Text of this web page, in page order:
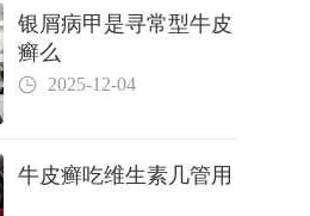
银屑病甲是寻常型牛皮
癣么
2025-12-04
牛皮癣吃维生素几管用